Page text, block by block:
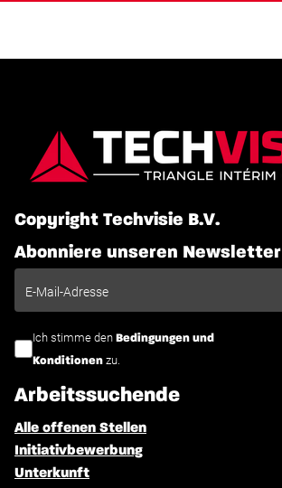
Copyright Techvisie B.V.
Abonniere unseren Newsletter
Ich stimme den Bedingungen und
Konditionen zu.
Arbeitssuchende
Alle offenen Stellen
Initiativbewerbung
Unterkunft